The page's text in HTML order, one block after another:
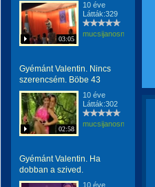
03:05
10 éve
Látták:329
mucsijanosne
Gyémánt Valentin. Nincs
szerencsém. Böbe 43
02:58
10 éve
Látták:302
mucsijanosne
Gyémánt Valentin. Ha
dobban a szived.
10 éve